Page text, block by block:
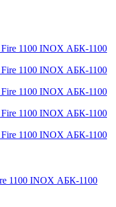
1100 INOX АБК-1100